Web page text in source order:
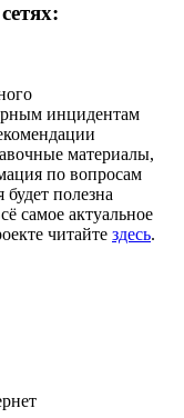
инцидентам
материалы,
по вопросам
полезна
самое актуальное
читайте здесь.